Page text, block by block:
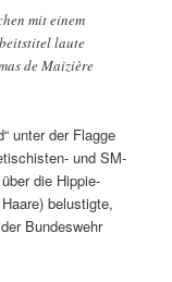
mit einem
laute
de Maizière
unter der Flagge
und SM-
die Hippie-
belustigte,
Bundeswehr